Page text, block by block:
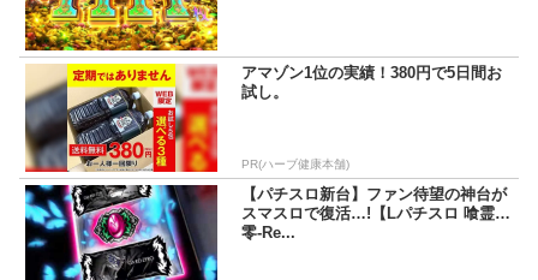
アマゾン1位の実績！380円で5日間お
試し。
PR(ハーブ健康本舗)
【パチスロ新台】ファン待望の神台が
スマスロで復活…!【Lパチスロ 喰霊-
零-Re...